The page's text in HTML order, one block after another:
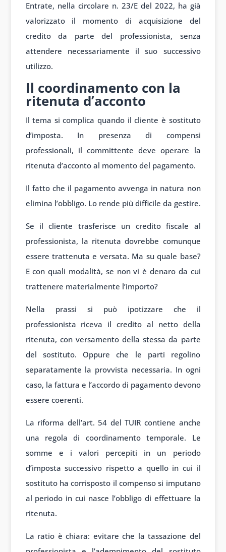
Entrate, nella circolare n. 23/E del 2022, ha già
valorizzato il momento di acquisizione del
credito da parte del professionista, senza
attendere necessariamente il suo successivo
utilizzo.
Il coordinamento con la
ritenuta d’acconto
Il tema si complica quando il cliente è sostituto
d’imposta. In presenza di compensi
professionali, il committente deve operare la
ritenuta d’acconto al momento del pagamento.
Il fatto che il pagamento avvenga in natura non
elimina l’obbligo. Lo rende più difficile da gestire.
Se il cliente trasferisce un credito fiscale al
professionista, la ritenuta dovrebbe comunque
essere trattenuta e versata. Ma su quale base?
E con quali modalità, se non vi è denaro da cui
trattenere materialmente l’importo?
Nella prassi si può ipotizzare che il
professionista riceva il credito al netto della
ritenuta, con versamento della stessa da parte
del sostituto. Oppure che le parti regolino
separatamente la provvista necessaria. In ogni
caso, la fattura e l’accordo di pagamento devono
essere coerenti.
La riforma dell’art. 54 del TUIR contiene anche
una regola di coordinamento temporale. Le
somme e i valori percepiti in un periodo
d’imposta successivo rispetto a quello in cui il
sostituto ha corrisposto il compenso si imputano
al periodo in cui nasce l’obbligo di effettuare la
ritenuta.
La ratio è chiara: evitare che la tassazione del